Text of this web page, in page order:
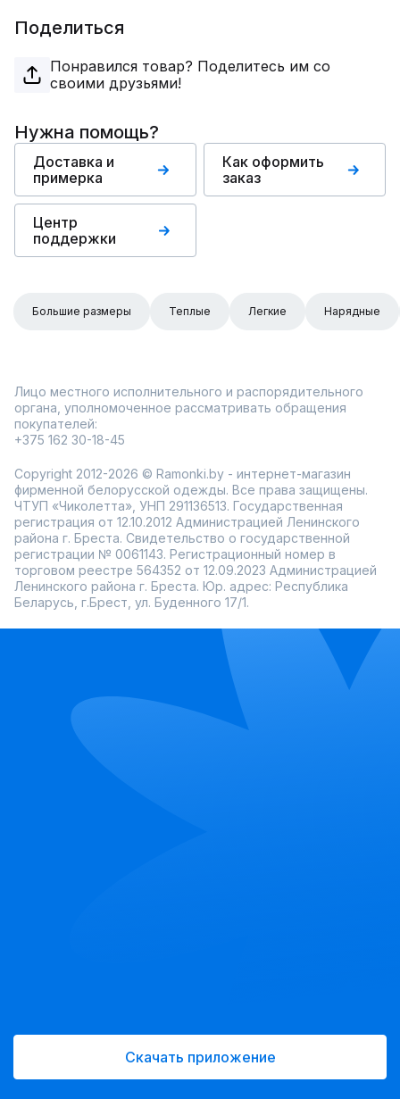
Поделиться
Понравился товар? Поделитесь им со
своими друзьями!
Нужна помощь?
Доставка и
примерка
Как оформить
заказ
Центр
поддержки
Большие размеры Теплые Легкие Нарядные
Лицо местного исполнительного и распорядительного
органа, уполномоченное рассматривать обращения
покупателей:
+375 162 30-18-45
Copyright 2012-2026 © Ramonki.by - интернет-магазин
фирменной белорусской одежды. Все права защищены.
ЧТУП «Чиколетта», УНП 291136513. Государственная
регистрация от 12.10.2012 Администрацией Ленинского
района г. Бреста. Свидетельство о государственной
регистрации № 0061143. Регистрационный номер в
торговом реестре 564352 от 12.09.2023 Администрацией
Ленинского района г. Бреста. Юр. адрес: Республика
Беларусь, г.Брест, ул. Буденного 17/1.
Скачать приложение